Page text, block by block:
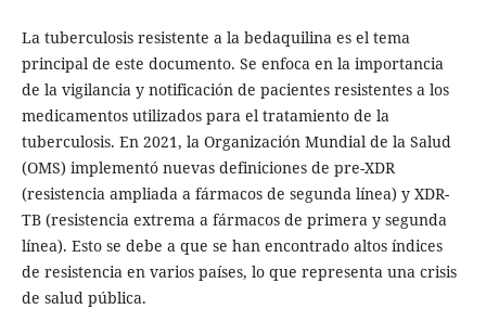
La tuberculosis resistente a la bedaquilina es el tema
principal de este documento. Se enfoca en la importancia
de la vigilancia y notificación de pacientes resistentes a los
medicamentos utilizados para el tratamiento de la
tuberculosis. En 2021, la Organización Mundial de la Salud
(OMS) implementó nuevas definiciones de pre-XDR
(resistencia ampliada a fármacos de segunda línea) y XDR-
TB (resistencia extrema a fármacos de primera y segunda
línea). Esto se debe a que se han encontrado altos índices
de resistencia en varios países, lo que representa una crisis
de salud pública.